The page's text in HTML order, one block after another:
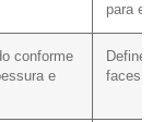
para
conforme
e
Define
faces,